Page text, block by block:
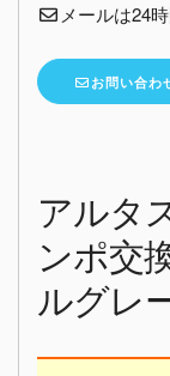
メールは24
お問い合わ
アルタ
ンポ交
ルグレ